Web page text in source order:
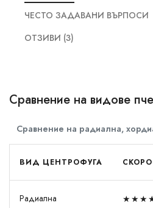
ЧЕСТО ЗАДАВАНИ ВЪРПОСИ
ОТЗИВИ (3)
Сравнение на видове
Сравнение на радиална,
ВИД ЦЕНТРОФУГА
Радиална